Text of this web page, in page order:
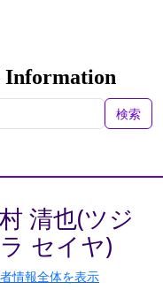
Information
検索
清也(ツジ
セイヤ)
情報全体を表示